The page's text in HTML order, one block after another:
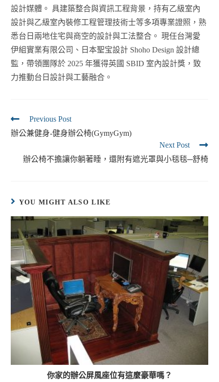
設計媒體。 具建築整合與資訊工程背景，持有乙級室內
設計與乙級室內裝修工程管理技術士等多項專業證照，熟
悉台日兩地住宅與商空的設計與工法整合。 現任台灣愛
伊組實業有限公司、日本聖宝設計 Shoho Design 設計總
監，帶領團隊於 2025 年獲得英國 SBID 室內設計獎，致
力推動台日設計與工藝融合。
Previous Post
辦公兼健身-健身辦公椅(GymyGym)
Next Post
辦公椅不擔讓你躺著睡，還附有遮光罩與小毯毯─舒椅
YOU MIGHT ALSO LIKE
你家的辦公屏風座位有這麼豪華嗎？